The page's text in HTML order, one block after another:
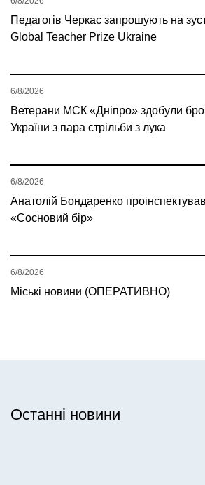
Педагогів Черкас запрошують на
Global Teacher Prize Ukraine
Ветерани МСК «Дніпро» здобули
України з пара стрільби з лука
6/8/2026
Анатолій Бондаренко
«Сосновий бір»
6/8/2026
Міські новини (ОПЕРАТИВНО)
6/8/2026
Останні новини